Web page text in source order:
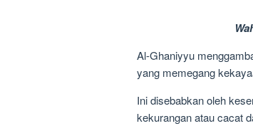
Al-Ghaniyyu
yang memegang
Ini disebabkan oleh
kekurangan atau cacat